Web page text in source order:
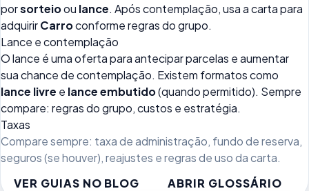
porsorteioou lance. Após contemplação, usa a carta para
adquirirCarroconforme regras do grupo.
Lance e contemplação
O lance é uma oferta para antecipar parcelas e aumentar
sua chance de contemplação. Existem formatos como
lance livre e lance embutido(quando permitido). Sempre
compare: regras do grupo, custos e estratégia.
Taxas
Compare sempre: taxa de administração, fundo de reserva,
seguros (se houver), reajustes e regras de uso da carta.
VER GUIAS NO BLOG
ABRIR GLOSSÁRIO